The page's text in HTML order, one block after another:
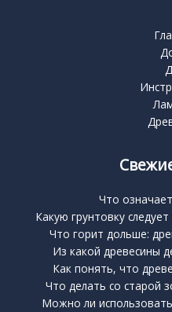
Что
Какую грунтовку
Что горит дольше:
Из какой древесины
Как понять, что
Что делать со старой
Можно ли